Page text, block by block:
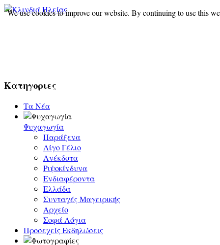
Κατηγοριες
Τα Νέα
Ψυχαγωγία
Παράξενα
Λίγο Γέλιο
Ανέκδοτα
Ριψοκίνδυνα
Ενδιαφέροντα
Ελλάδα
Συνταγές Μαγειρικής
Αρχείο
Σοφά Λόγια
Προσεχείς Εκδηλώσεις
We use cookies to improve our website. By continuing to use this